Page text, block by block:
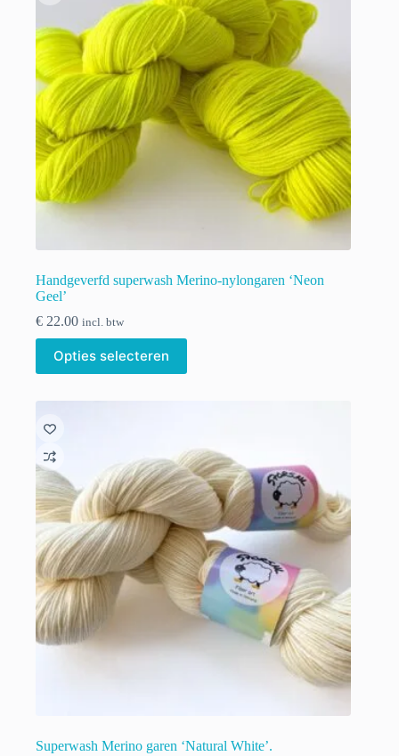
worden
op
de
productpagina
Handgeverfd superwash Merino-nylongaren ‘Neon
Geel’
€ 22.00 incl. btw
Opties selecteren
Dit
product
heeft
Deze
kan
gekozen
worden
op
de
productpagina
Superwash Merino garen ‘Natural White’.